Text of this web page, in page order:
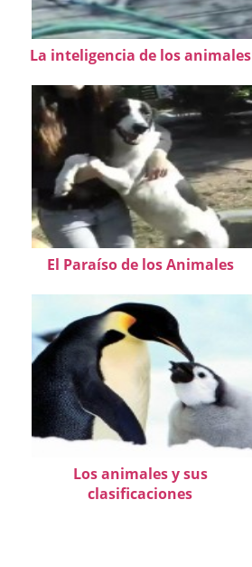
La inteligencia de los animales
El Paraíso de los Animales
Los animales y sus
clasificaciones